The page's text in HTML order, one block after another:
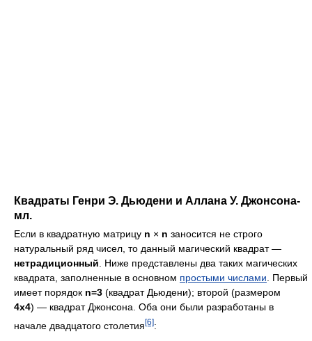
Квадраты Генри Э. Дьюдени и Аллана У. Джонсона-
мл.
Если в квадратную матрицу n × n заносится не строго
натуральный ряд чисел, то данный магический квадрат —
нетрадиционный . Ниже представлены два таких магических
квадрата, заполненные в основном простыми числами . Первый
имеет порядок n=3 (квадрат Дьюдени); второй (размером
4x4) — квадрат Джонсона. Оба они были разработаны в
начале двадцатого столетия[6]: